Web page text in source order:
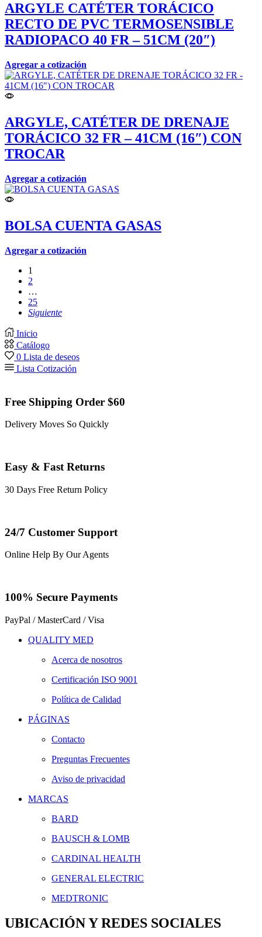
ARGYLE CATÉTER TORÁCICO
RECTO DE PVC TERMOSENSIBLE
RADIOPACO 40 FR – 51CM (20″)
Agregar a cotización
ARGYLE, CATÉTER DE DRENAJE
TORÁCICO 32 FR – 41CM (16″) CON
TROCAR
Agregar a cotización
BOLSA CUENTA GASAS
Agregar a cotización
1
2
…
25
Siguiente
Inicio
Catálogo
0 Lista de deseos
Lista Cotización
Free Shipping Order $60
Delivery Moves So Quickly
Easy & Fast Returns
30 Days Free Return Policy
24/7 Customer Support
Online Help By Our Agents
100% Secure Payments
PayPal / MasterCard / Visa
QUALITY MED
Acerca de nosotros
Certificación ISO 9001
Política de Calidad
PÁGINAS
Contacto
Preguntas Frecuentes
Aviso de privacidad
MARCAS
BARD
BAUSCH & LOMB
CARDINAL HEALTH
GENERAL ELECTRIC
MEDTRONIC
UBICACIÓN Y REDES SOCIALES